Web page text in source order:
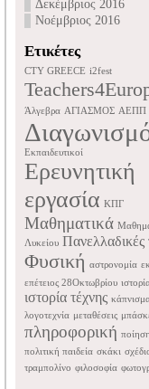
Δεκέμβριος 2016
Νοέμβριος 2016
Ετικέτες
CTY GREECE i2fest
Άλγεβρα ΑΓΙΑΣΜΟΣ ΑΕΠΠ
Εκπαιδευτικοί
Ερευνητική
εργασία ΚΠΓ
Μαθηματικά
Λυκείου Πανελλαδικές
Φυσική αστρονομία
επέτειος 28Οκτωβρίου
ιστορία τέχνης
λογοτεχνία μεταθέσεις
πληροφορική ποίηση
πολιτική παιδεία σκάκι
τραμπολίνο φιλοσοφία